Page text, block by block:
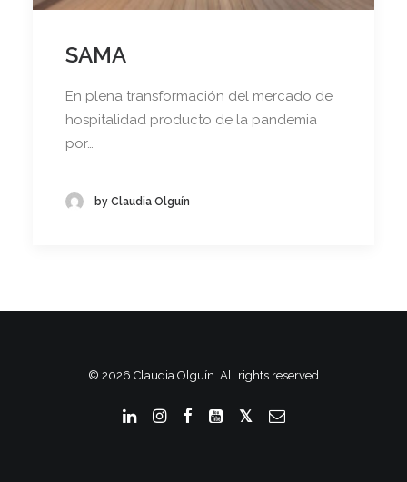
SAMA
En plena transformación del mercado de
hospitalidad producto de la pandemia
por…
by Claudia Olguín
© 2026 Claudia Olguín. All rights reserved